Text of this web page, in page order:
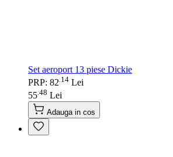
Set aeroport 13 piese Dickie
PRP: 82 14 Lei
55 48 Lei
Adauga in cos